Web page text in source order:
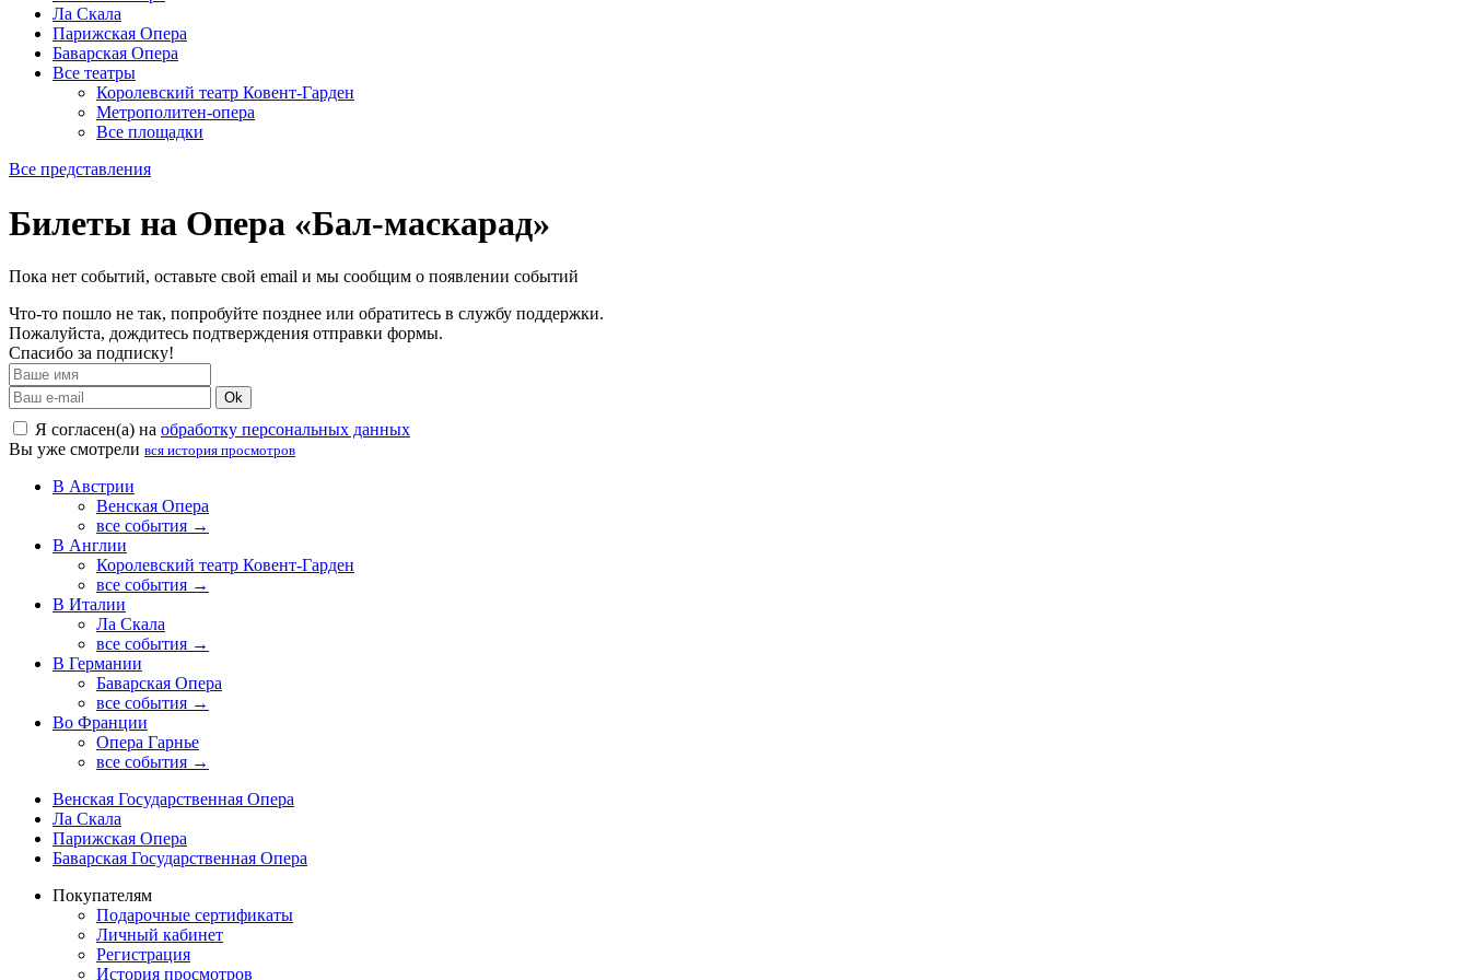
Ла Скала
Парижская Опера
Баварская Опера
Все театры
Королевский театр Ковент-Гарден
Метрополитен-опера
Все площадки
Все представления
Билеты на Опера «Бал-маскарад»
Пока нет событий, оставьте свой email и мы сообщим о появлении событий
Что-то пошло не так, попробуйте позднее или обратитесь в службу поддержки.
Пожалуйста, дождитесь подтверждения отправки формы.
Спасибо за подписку!
Ok
Я согласен(а) на обработку персональных данных
Вы уже смотрели вся история просмотров
В Австрии
Венская Опера
все события →
В Англии
Королевский театр Ковент-Гарден
все события →
В Италии
Ла Скала
все события →
В Германии
Баварская Опера
все события →
Во Франции
Опера Гарнье
все события →
Венская Государственная Опера
Ла Скала
Парижская Опера
Баварская Государственная Опера
Покупателям
Подарочные сертификаты
Личный кабинет
Регистрация
История просмотров